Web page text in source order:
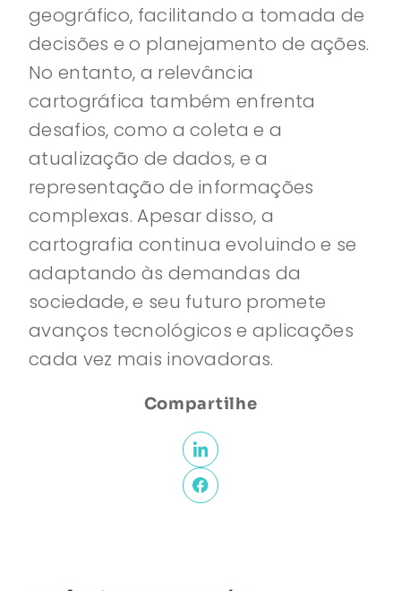
geográfico, facilitando a tomada de
decisões e o planejamento de ações.
No entanto, a relevância
cartográfica também enfrenta
desafios, como a coleta e a
atualização de dados, e a
representação de informações
complexas. Apesar disso, a
cartografia continua evoluindo e se
adaptando às demandas da
sociedade, e seu futuro promete
avanços tecnológicos e aplicações
cada vez mais inovadoras.
Compartilhe